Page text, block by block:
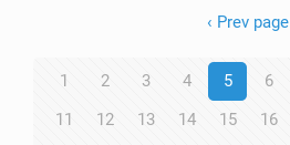
‹ Prev page
1 2 3 4 5 6
11
12 13 14 15 16